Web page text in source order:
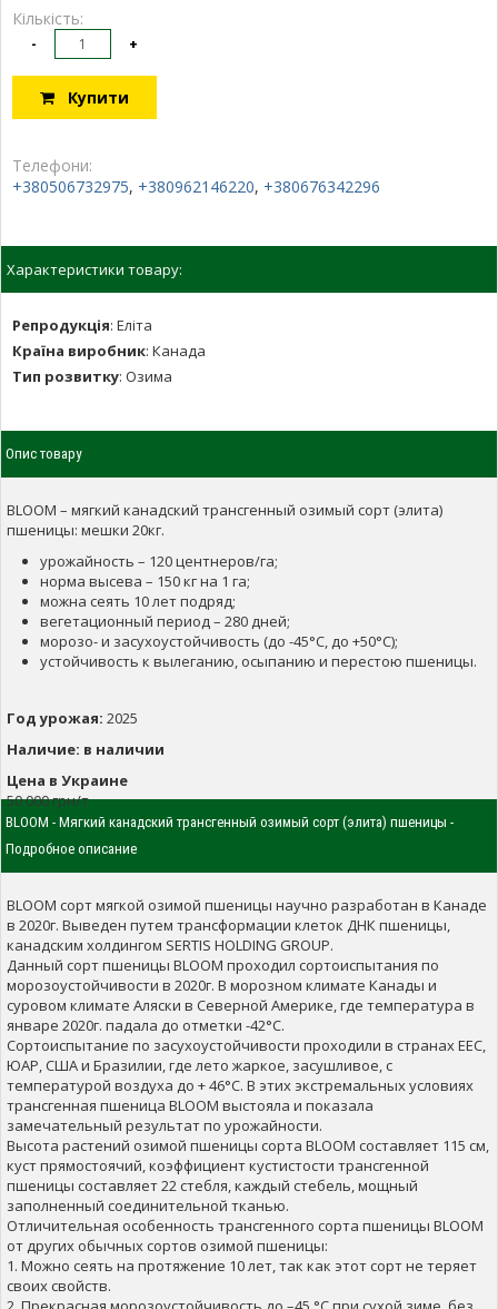
Кількість:
- +
Купити
Телефони:
+380506732975, +380962146220, +380676342296
Характеристики товару:
Репродукція: Еліта
Країна виробник: Канада
Тип розвитку: Озима
Опис товару
BLOOM – мягкий канадский трансгенный озимый сорт (элита)
пшеницы: мешки 20кг.
урожайность – 120 центнеров/га;
норма высева – 150 кг на 1 га;
можна сеять 10 лет подряд;
вегетационный период – 280 дней;
морозо- и засухоустойчивость (до -45°С, до +50°С);
устойчивость к вылеганию, осыпанию и перестою пшеницы.
Год урожая: 2025
Наличие: в наличии
Цена в Украине
50 000 грн/т
BLOOM - Мягкий канадский трансгенный озимый сорт (элита) пшеницы -
Подробное описание
BLOOM сорт мягкой озимой пшеницы научно разработан в Канаде
в 2020г. Выведен путем трансформации клеток ДНК пшеницы,
канадским холдингом SERTIS HOLDING GROUP.
Данный сорт пшеницы BLOOM проходил сортоиспытания по
морозоустойчивости в 2020г. В морозном климате Канады и
суровом климате Аляски в Северной Америке, где температура в
январе 2020г. падала до отметки -42°С.
Сортоиспытание по засухоустойчивости проходили в странах ЕЕС,
ЮАР, США и Бразилии, где лето жаркое, засушливое, с
температурой воздуха до + 46°С. В этих экстремальных условиях
трансгенная пшеница BLOOM выстояла и показала
замечательный результат по урожайности.
Высота растений озимой пшеницы сорта BLOOM составляет 115 см,
куст прямостоячий, коэффициент кустистости трансгенной
пшеницы составляет 22 стебля, каждый стебель, мощный
заполненный соединительной тканью.
Отличительная особенность трансгенного сорта пшеницы BLOOM
от других обычных сортов озимой пшеницы:
1. Можно сеять на протяжение 10 лет, так как этот сорт не теряет
своих свойств.